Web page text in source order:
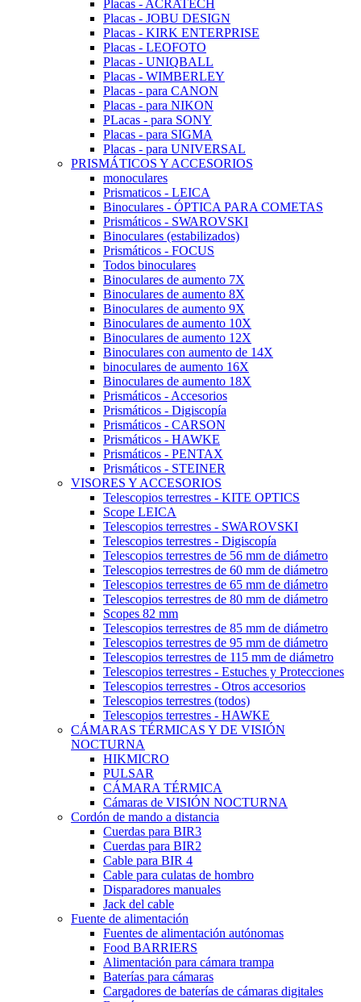
Placas - ACRATECH
Placas - JOBU DESIGN
Placas - KIRK ENTERPRISE
Placas - LEOFOTO
Placas - UNIQBALL
Placas - WIMBERLEY
Placas - para CANON
Placas - para NIKON
PLacas - para SONY
Placas - para SIGMA
Placas - para UNIVERSAL
PRISMÁTICOS Y ACCESORIOS
monoculares
Prismaticos - LEICA
Binoculares - ÓPTICA PARA COMETAS
Prismáticos - SWAROVSKI
Binoculares (estabilizados)
Prismáticos - FOCUS
Todos binoculares
Binoculares de aumento 7X
Binoculares de aumento 8X
Binoculares de aumento 9X
Binoculares de aumento 10X
Binoculares de aumento 12X
Binoculares con aumento de 14X
binoculares de aumento 16X
Binoculares de aumento 18X
Prismáticos - Accesorios
Prismáticos - Digiscopía
Prismáticos - CARSON
Prismáticos - HAWKE
Prismáticos - PENTAX
Prismáticos - STEINER
VISORES Y ACCESORIOS
Telescopios terrestres - KITE OPTICS
Scope LEICA
Telescopios terrestres - SWAROVSKI
Telescopios terrestres - Digiscopía
Telescopios terrestres de 56 mm de diámetro
Telescopios terrestres de 60 mm de diámetro
Telescopios terrestres de 65 mm de diámetro
Telescopios terrestres de 80 mm de diámetro
Scopes 82 mm
Telescopios terrestres de 85 mm de diámetro
Telescopios terrestres de 95 mm de diámetro
Telescopios terrestres de 115 mm de diámetro
Telescopios terrestres - Estuches y Protecciones
Telescopios terrestres - Otros accesorios
Telescopios terrestres (todos)
Telescopios terrestres - HAWKE
CÁMARAS TÉRMICAS Y DE VISIÓN
NOCTURNA
HIKMICRO
PULSAR
CÁMARA TÉRMICA
Cámaras de VISIÓN NOCTURNA
Cordón de mando a distancia
Cuerdas para BIR3
Cuerdas para BIR2
Cable para BIR 4
Cable para culatas de hombro
Disparadores manuales
Jack del cable
Fuente de alimentación
Fuentes de alimentación autónomas
Food BARRIERS
Alimentación para cámara trampa
Baterías para cámaras
Cargadores de baterías de cámaras digitales